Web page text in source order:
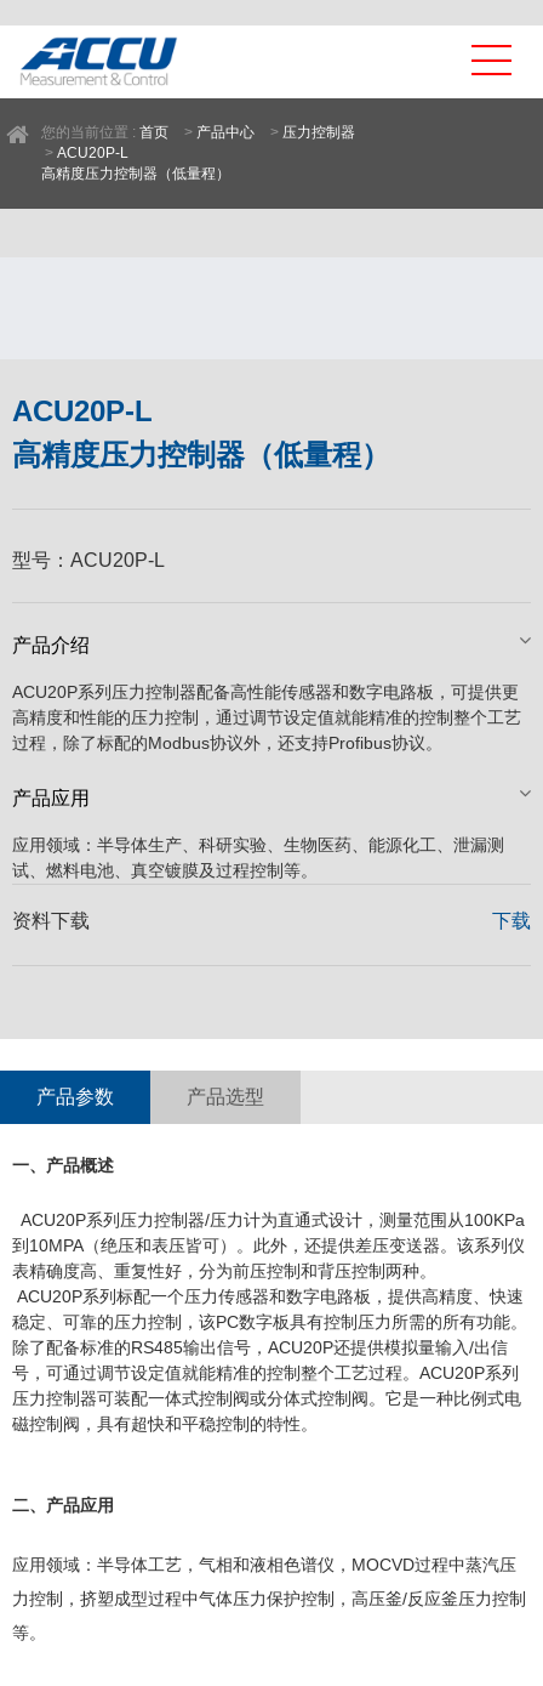
您的当前位置 : 首页 > 产品中心 > 压力控制器
> ACU20P-L
高精度压力控制器（低量程）
ACU20P-L
高精度压力控制器（低量程）
型号： ACU20P-L
产品介绍
ACU20P系列压力控制器配备高性能传感器和数字电路板，可提供更
高精度和性能的压力控制，通过调节设定值就能精准的控制整个工艺
过程，除了标配的Modbus协议外，还支持Profibus协议。
产品应用
应用领域：半导体生产、科研实验、生物医药、能源化工、泄漏测
试、燃料电池、真空镀膜及过程控制等。
资料下载 下载
产品参数 产品选型
一、产品概述
ACU20P系列压力控制器/压力计为直通式设计，测量范围从100KPa
到10MPA（绝压和表压皆可）。此外，还提供差压变送器。该系列仪
表精确度高、重复性好，分为前压控制和背压控制两种。
ACU20P系列标配一个压力传感器和数字电路板，提供高精度、快速
稳定、可靠的压力控制，该PC数字板具有控制压力所需的所有功能。
除了配备标准的RS485输出信号，ACU20P还提供模拟量输入/出信
号，可通过调节设定值就能精准的控制整个工艺过程。ACU20P系列
压力控制器可装配一体式控制阀或分体式控制阀。它是一种比例式电
磁控制阀，具有超快和平稳控制的特性。
二、产品应用
应用领域：半导体工艺，气相和液相色谱仪，MOCVD过程中蒸汽压
力控制，挤塑成型过程中气体压力保护控制，高压釜/反应釜压力控制
等。